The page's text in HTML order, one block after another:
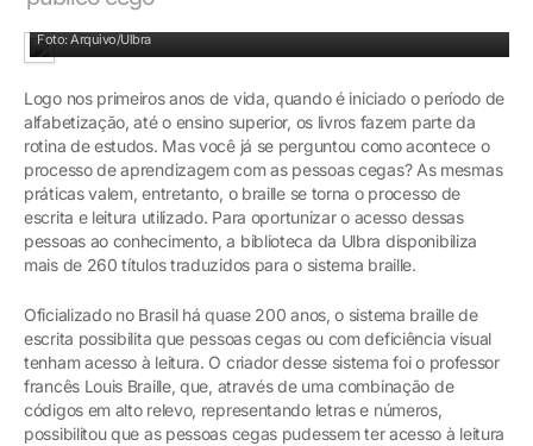
Foto: Arquivo/Ulbra
Logo nos primeiros anos de vida, quando é iniciado o período de
alfabetização, até o ensino superior, os livros fazem parte da
rotina de estudos. Mas você já se perguntou como acontece o
processo de aprendizagem com as pessoas cegas? As mesmas
práticas valem, entretanto, o braille se torna o processo de
escrita e leitura utilizado. Para oportunizar o acesso dessas
pessoas ao conhecimento, a biblioteca da Ulbra disponibiliza
mais de 260 títulos traduzidos para o sistema braille.
Oficializado no Brasil há quase 200 anos, o sistema braille de
escrita possibilita que pessoas cegas ou com deficiência visual
tenham acesso à leitura. O criador desse sistema foi o professor
francês Louis Braille, que, através de uma combinação de
códigos em alto relevo, representando letras e números,
possibilitou que as pessoas cegas pudessem ter acesso à leitura